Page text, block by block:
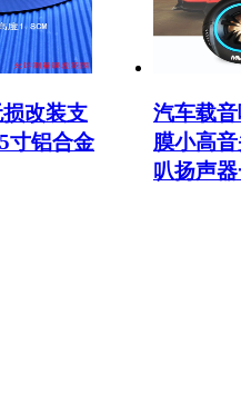
改装支
寸铝合金
汽车载
膜小高
叭扬声